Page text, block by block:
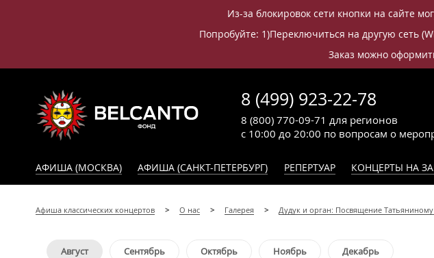
Из-за блокировок сети кнопки на сайте
Попробуйте: 1)Переключиться на другую сеть
Заказ можно
8 (499) 923-22-78
с 10:00 до 20:00 по вопросам о
8 (800) 770-09-71 для регионов
АФИША (МОСКВА) АФИША (САНКТ-ПЕТЕРБУРГ) РЕПЕРТУАР КОНЦЕРТЫ НА
Афиша классических концертов О нас Галерея Дудук и орган: Посвящение
Август Сентябрь Октябрь Ноябрь Декабрь